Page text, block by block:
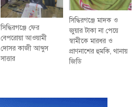
সিদ্ধিরগঞ্জে ফের
বেপরোয়া আওয়ামী
দোসর কাজী আব্দুস
সাত্তার
সিদ্ধিরগঞ্জে মাদক ও
জুয়ার টাকা না পেয়ে
স্বামীকে মারধর ও
প্রাণনাশের হুমকি, থানায়
জিডি